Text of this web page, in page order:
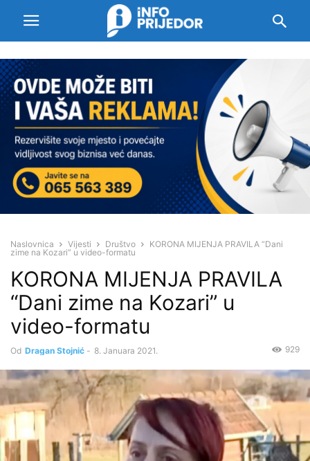
Naslovnica Vijesti Društvo
KORONA MIJENJA PRAVILA “Dani
zime na Kozari” u video-formatu
KORONA MIJENJA PRAVILA
“Dani zime na Kozari” u
video-formatu
Od Dragan Stojnić - 8. Januara 2021. 929